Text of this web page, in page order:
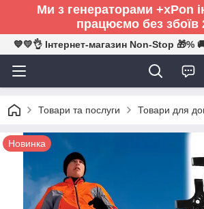
Ми з генераторами +xPon
працюємо без збоїв
💙💛👌 Інтернет-магазин Non-Stop 🎁%
Товари та послуги Товари для
Новинка